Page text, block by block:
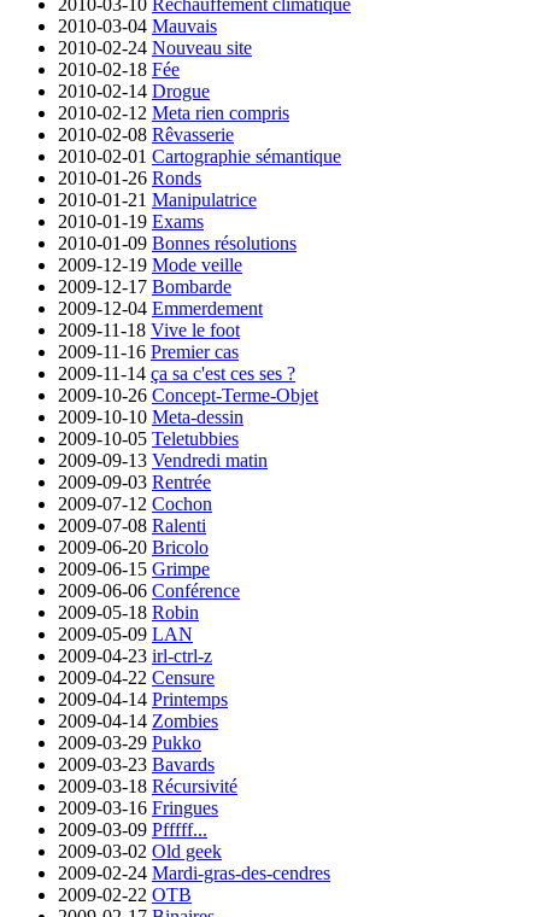
2010-03-04 Mauvais
2010-02-24 Nouveau site
2010-02-18 Fée
2010-02-14 Drogue
2010-02-12 Meta rien compris
2010-02-08 Rêvasserie
2010-02-01 Cartographie sémantique
2010-01-26 Ronds
2010-01-21 Manipulatrice
2010-01-19 Exams
2010-01-09 Bonnes résolutions
2009-12-19 Mode veille
2009-12-17 Bombarde
2009-12-04 Emmerdement
2009-11-18 Vive le foot
2009-11-16 Premier cas
2009-11-14 ça sa c'est ces ses ?
2009-10-26 Concept-Terme-Objet
2009-10-10 Meta-dessin
2009-10-05 Teletubbies
2009-09-13 Vendredi matin
2009-09-03 Rentrée
2009-07-12 Cochon
2009-07-08 Ralenti
2009-06-20 Bricolo
2009-06-15 Grimpe
2009-06-06 Conférence
2009-05-18 Robin
2009-05-09 LAN
2009-04-23 irl-ctrl-z
2009-04-22 Censure
2009-04-14 Printemps
2009-04-14 Zombies
2009-03-29 Pukko
2009-03-23 Bavards
2009-03-18 Récursivité
2009-03-16 Fringues
2009-03-09 Pfffff...
2009-03-02 Old geek
2009-02-24 Mardi-gras-des-cendres
2009-02-22 OTB